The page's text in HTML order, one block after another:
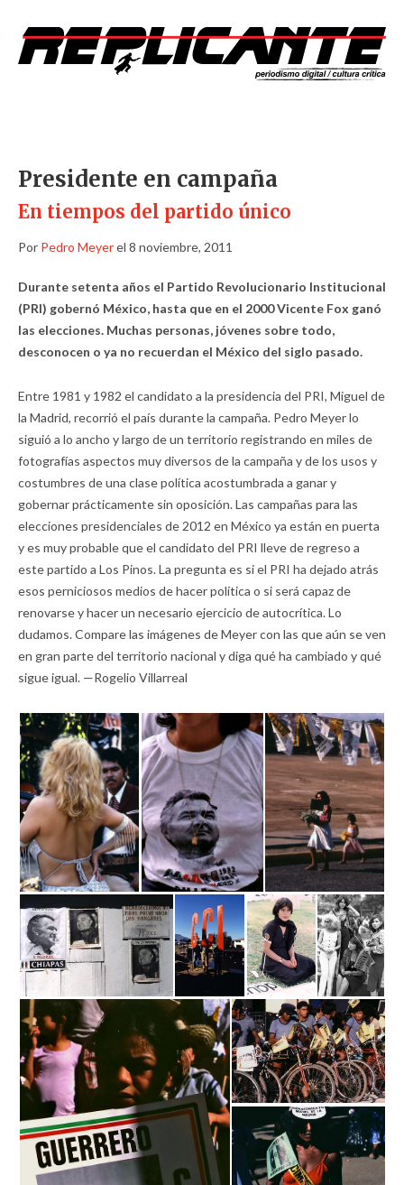
Presidente en campaña
En tiempos del partido único
Por Pedro Meyerel 8 noviembre, 2011
Durante setenta años el Partido Revolucionario Institucional
(PRI) gobernó México, hasta que en el 2000 Vicente Fox ganó
las elecciones. Muchas personas, jóvenes sobre todo,
desconocen o ya no recuerdan el México del siglo pasado.
Entre 1981 y 1982 el candidato a la presidencia del PRI, Miguel de
la Madrid, recorrió el país durante la campaña. Pedro Meyer lo
siguió a lo ancho y largo de un territorio registrando en miles de
fotografías aspectos muy diversos de la campaña y de los usos y
costumbres de una clase política acostumbrada a ganar y
gobernar prácticamente sin oposición. Las campañas para las
elecciones presidenciales de 2012 en México ya están en puerta
y es muy probable que el candidato del PRI lleve de regreso a
este partido a Los Pinos. La pregunta es si el PRI ha dejado atrás
esos perniciosos medios de hacer política o si será capaz de
renovarse y hacer un necesario ejercicio de autocrítica. Lo
dudamos. Compare las imágenes de Meyer con las que aún se ven
en gran parte del territorio nacional y diga qué ha cambiado y qué
sigue igual. —Rogelio Villarreal